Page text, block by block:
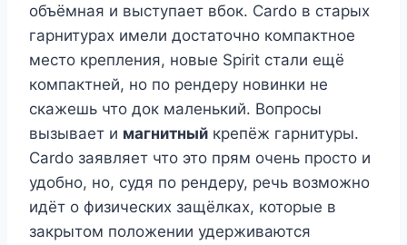
объёмная и выступает вбок. Cardo в старых
гарнитурах имели достаточно компактное
место крепления, новые Spirit стали ещё
компактней, но по рендеру новинки не
скажешь что док маленький. Вопросы
вызывает и магнитный крепёж гарнитуры.
Cardo заявляет что это прям очень просто и
удобно, но, судя по рендеру, речь возможно
идёт о физических защёлках, которые в
закрытом положении удерживаются